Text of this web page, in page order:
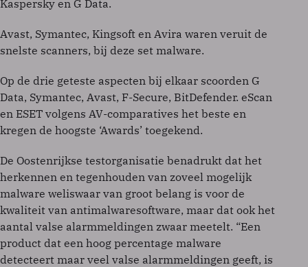
Kaspersky en G Data.
Avast, Symantec, Kingsoft en Avira waren veruit de
snelste scanners, bij deze set malware.
Op de drie geteste aspecten bij elkaar scoorden G
Data, Symantec, Avast, F-Secure, BitDefender. eScan
en ESET volgens AV-comparatives het beste en
kregen de hoogste ‘Awards’ toegekend.
De Oostenrijkse testorganisatie benadrukt dat het
herkennen en tegenhouden van zoveel mogelijk
malware weliswaar van groot belang is voor de
kwaliteit van antimalwaresoftware, maar dat ook het
aantal valse alarmmeldingen zwaar meetelt. “Een
product dat een hoog percentage malware
detecteert maar veel valse alarmmeldingen geeft, is